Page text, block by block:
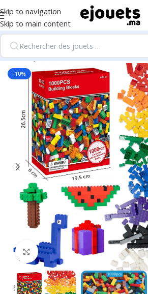
Skip to navigation
Skip to main content
Accueil/Jeux de construction
-10%
Click to enlarge